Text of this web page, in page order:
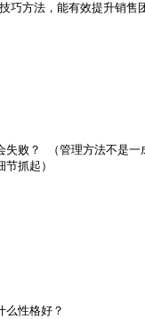
巧方法，能有效提升销售
败？ （管理方法不是一
抓起）
性格好？